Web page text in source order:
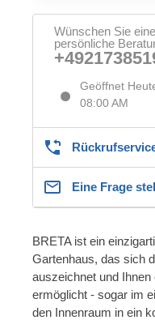
Wünschen Sie eine
persönliche
Geöffnet
08:00 AM
Eine Frage
BRETA ist ein
Gartenhaus, das sich
auszeichnet und
ermöglicht - sogar im
den Innenraum in ein